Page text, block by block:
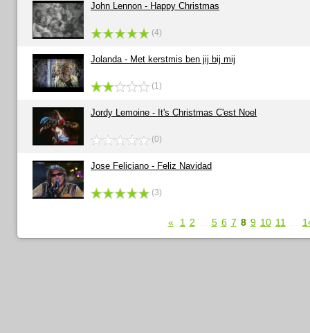
John Lennon - Happy Christmas
(4)
Jolanda - Met kerstmis ben jij bij mij
(1)
Jordy Lemoine - It's Christmas C'est Noel
(0)
Jose Feliciano - Feliz Navidad
(3)
« 1 2 5 6 7 8 9 10 11